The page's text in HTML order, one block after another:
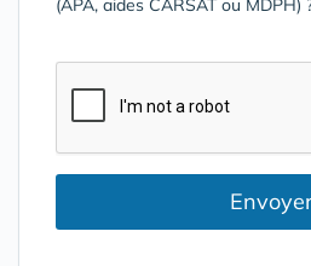
(APA, aides CARSAT ou MDPH)